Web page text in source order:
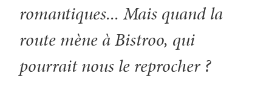
romantiques... Mais quand la
route mène à Bistroo, qui
pourrait nous le reprocher ?